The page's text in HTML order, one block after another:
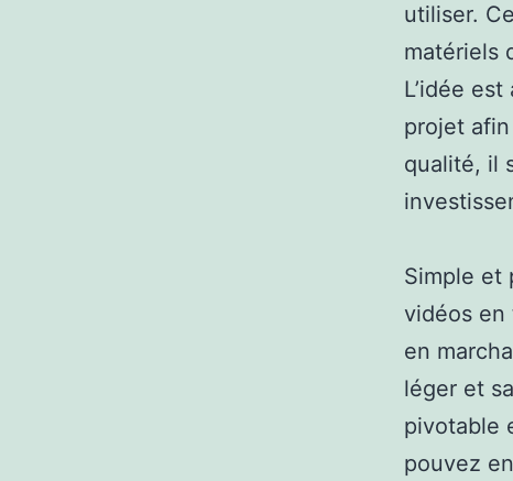
utiliser.
matériels
L’idée
projet
qualité, il
Simple et
vidéos en
en
léger et
pivotable
pouvez